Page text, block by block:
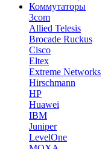
Коммутаторы
3com
Allied Telesis
Brocade Ruckus
Cisco
Eltex
Extreme Networks
Hirschmann
HP
Huawei
IBM
Juniper
LevelOne